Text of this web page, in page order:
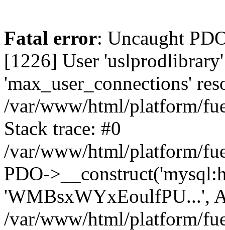
Fatal error: Uncaught
[1226] User 'uslprodlibrary'
'max_user_connections'
/var/www/html/platform/
Stack trace: #0
/var/www/html/platform/
PDO-
'WMBsxWYxEoulfPU...',
/var/www/html/platform/